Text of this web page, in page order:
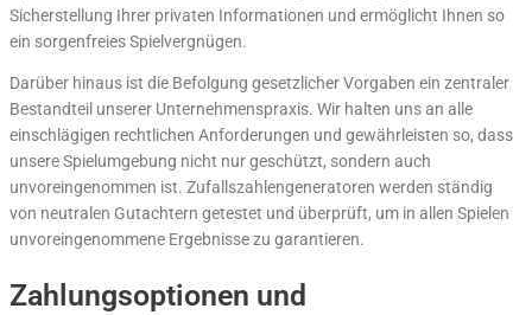
Sicherstellung Ihrer privaten Informationen und ermöglicht Ihnen so
ein sorgenfreies Spielvergnügen.
Darüber hinaus ist die Befolgung gesetzlicher Vorgaben ein zentraler
Bestandteil unserer Unternehmenspraxis. Wir halten uns an alle
einschlägigen rechtlichen Anforderungen und gewährleisten so, dass
unsere Spielumgebung nicht nur geschützt, sondern auch
unvoreingenommen ist. Zufallszahlengeneratoren werden ständig
von neutralen Gutachtern getestet und überprüft, um in allen Spielen
unvoreingenommene Ergebnisse zu garantieren.
Zahlungsoptionen und